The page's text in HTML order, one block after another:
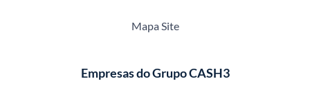
Mapa Site
Empresas do Grupo CASH3